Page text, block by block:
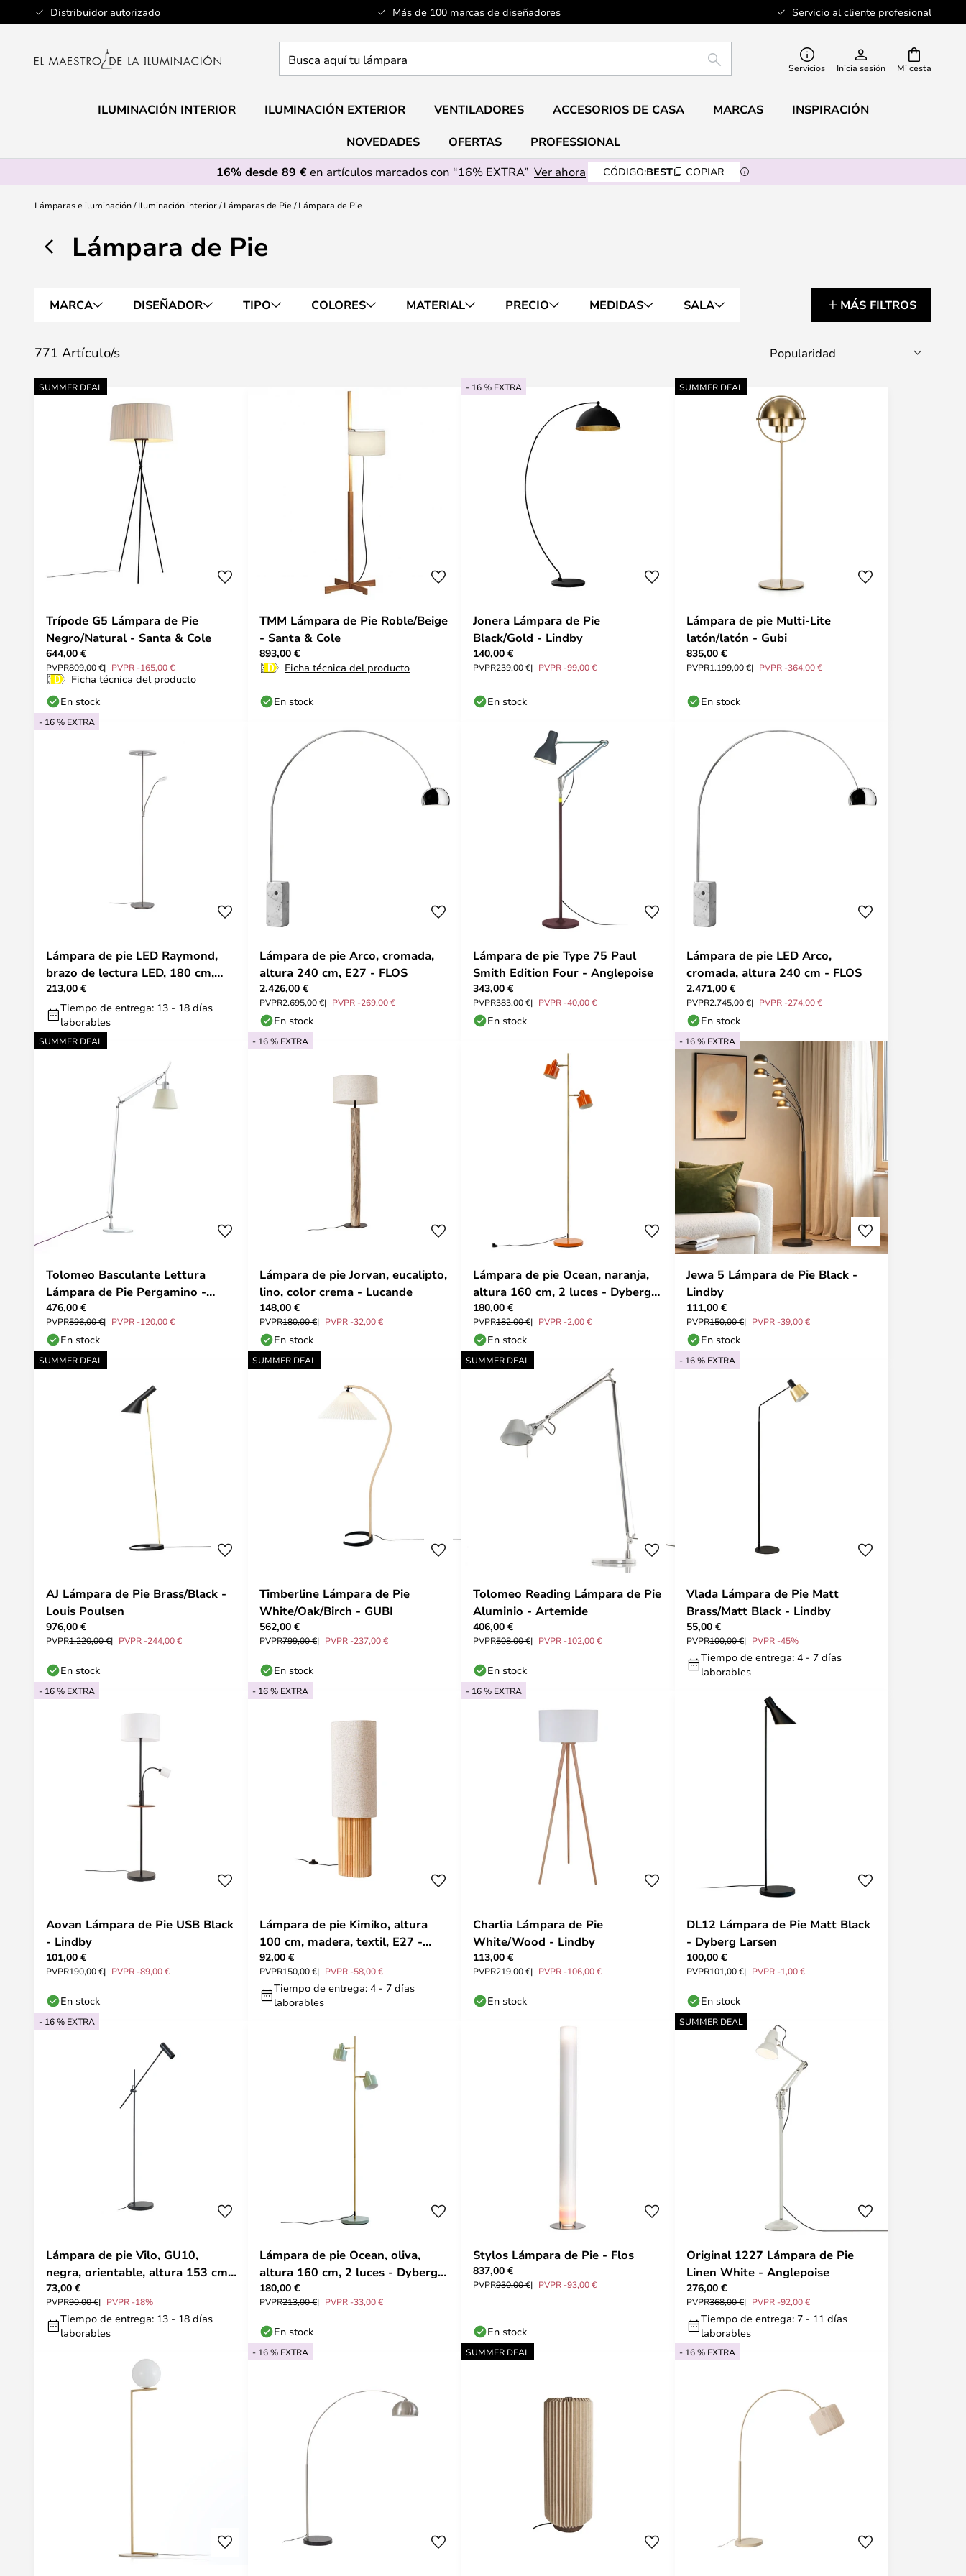
Distribuidor autorizado Más de 100 marcas de diseñadores Servicio al cliente profesional
Ir
al
Mi cesta
aquí
lámpara
BUSCAR Servicios Inicia sesión
ILUMINACIÓN INTERIOR ILUMINACIÓN EXTERIOR VENTILADORES ACCESORIOS DE CASA MARCAS INSPIRACIÓN
NOVEDADES OFERTAS
PROFESSIONAL
16% desde 89 €en artículos marcados con “16% EXTRA” Ver ahora CÓDIGO:BEST COPIAR
Lámparas e iluminación Iluminación interior Lámparas de Pie Lámpara de Pie
Lámpara de Pie
MARCA DISEÑADOR TIPO COLORES MATERIAL PRECIO MEDIDAS SALA MÁS FILTROS
771 Artículo/s
SUMMER DEAL
Trípode G5 Lámpara de Pie
Negro/Natural - Santa & Cole
644,00 €
PVPR809,00 € PVPR -165,00 €
Ficha técnica del producto
En stock
TMM Lámpara de Pie Roble/Beige
- Santa & Cole
893,00 €
Ficha técnica del producto
En stock
- 16 % EXTRA
Jonera Lámpara de Pie
Black/Gold - Lindby
140,00 €
PVPR239,00 € PVPR -99,00 €
En stock
SUMMER DEAL
Lámpara de pie Multi-Lite
latón/latón - Gubi
835,00 €
PVPR1.199,00 € PVPR -364,00 €
En stock
- 16 % EXTRA
Lámpara de pie LED Raymond,
brazo de lectura LED, 180 cm,
color titanio, metal,
213,00 €
Tiempo de entrega: 13 - 18 días
laborables
Lámpara de pie Arco, cromada,
altura 240 cm, E27 - FLOS
2.426,00 €
PVPR2.695,00 € PVPR -269,00 €
En stock
Lámpara de pie Type 75 Paul
Smith Edition Four - Anglepoise
343,00 €
PVPR383,00 € PVPR -40,00 €
En stock
Lámpara de pie LED Arco,
cromada, altura 240 cm - FLOS
2.471,00 €
PVPR2.745,00 € PVPR -274,00 €
En stock
SUMMER DEAL
Tolomeo Basculante Lettura
Lámpara de Pie Pergamino -
Artemide
476,00 €
PVPR596,00 € PVPR -120,00 €
En stock
- 16 % EXTRA
Lámpara de pie Jorvan, eucalipto,
lino, color crema - Lucande
148,00 €
PVPR180,00 € PVPR -32,00 €
En stock
Lámpara de pie Ocean, naranja,
altura 160 cm, 2 luces - Dyberg
Larsen
180,00 €
PVPR182,00 € PVPR -2,00 €
En stock
- 16 % EXTRA
Jewa 5 Lámpara de Pie Black -
Lindby
111,00 €
PVPR150,00 € PVPR -39,00 €
En stock
SUMMER DEAL
AJ Lámpara de Pie Brass/Black -
Louis Poulsen
976,00 €
PVPR1.220,00 € PVPR -244,00 €
En stock
SUMMER DEAL
Timberline Lámpara de Pie
White/Oak/Birch - GUBI
562,00 €
PVPR799,00 € PVPR -237,00 €
En stock
SUMMER DEAL
Tolomeo Reading Lámpara de Pie
Aluminio - Artemide
406,00 €
PVPR508,00 € PVPR -102,00 €
En stock
- 16 % EXTRA
Vlada Lámpara de Pie Matt
Brass/Matt Black - Lindby
55,00 €
PVPR100,00 € PVPR -45%
Tiempo de entrega: 4 - 7 días
laborables
- 16 % EXTRA
Aovan Lámpara de Pie USB Black
- Lindby
101,00 €
PVPR190,00 € PVPR -89,00 €
En stock
- 16 % EXTRA
Lámpara de pie Kimiko, altura
100 cm, madera, textil, E27 -
Lindby
92,00 €
PVPR150,00 € PVPR -58,00 €
Tiempo de entrega: 4 - 7 días
laborables
- 16 % EXTRA
Charlia Lámpara de Pie
White/Wood - Lindby
113,00 €
PVPR219,00 € PVPR -106,00 €
En stock
DL12 Lámpara de Pie Matt Black
- Dyberg Larsen
100,00 €
PVPR101,00 € PVPR -1,00 €
En stock
- 16 % EXTRA
Lámpara de pie Vilo, GU10,
negra, orientable, altura 153 cm,
metal - Lindby
73,00 €
PVPR90,00 € PVPR -18%
Tiempo de entrega: 13 - 18 días
laborables
Lámpara de pie Ocean, oliva,
altura 160 cm, 2 luces - Dyberg
Larsen
180,00 €
PVPR213,00 € PVPR -33,00 €
En stock
Stylos Lámpara de Pie - Flos
837,00 €
PVPR930,00 € PVPR -93,00 €
En stock
SUMMER DEAL
Original 1227 Lámpara de Pie
Linen White - Anglepoise
276,00 €
PVPR368,00 € PVPR -92,00 €
Tiempo de entrega: 7 - 11 días
laborables
- 16 % EXTRA SUMMER DEAL - 16 % EXTRA